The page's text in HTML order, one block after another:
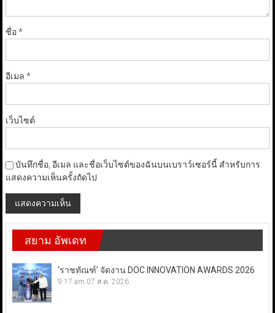
ชื่อ*
อีเมล *
เว็บไซต์
บันทึกชื่อ, อีเมล และชื่อเว็บไซต์ของฉันบนเบราว์เซอร์นี้ สำหรับการ
แสดงความเห็นครั้งถัดไป
สยาม อัพเดท
‘ราชทัณฑ์’ จัดงาน DOC INNOVATION AWARDS 2026
9:17 am 07 ส.ค. 2026